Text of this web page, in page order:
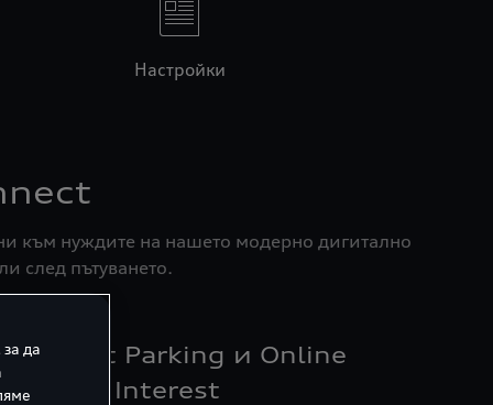
Настройки
към нуждите на нашето модерно дигитално
след пътуването.
Street Parking и Online
of Interest
да